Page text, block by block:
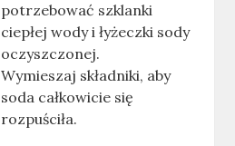
potrzebować szklanki
ciepłej wody i łyżeczki sody
oczyszczonej.
Wymieszaj składniki, aby
soda całkowicie się
rozpuściła.